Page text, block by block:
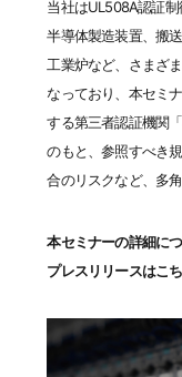
当社はUL508A認証制
半導体製造装置、搬
工業炉など、さまざ
なっており、本セミ
する第三者認証機関
のもと、参照すべき
合のリスクなど、多
本セミナーの詳細に
プレスリリースはこ